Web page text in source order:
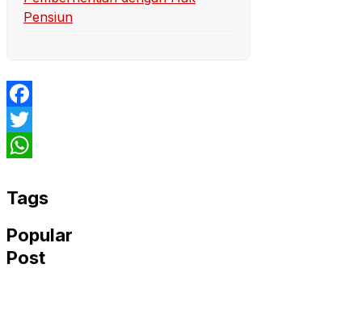
Pensiun
Facebook
Twitter
Tags
Popular
Post